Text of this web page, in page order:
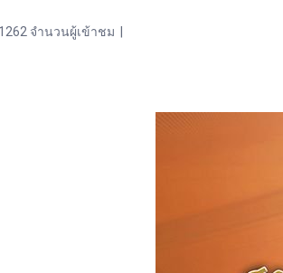
จำนวนผู้เข้าชม